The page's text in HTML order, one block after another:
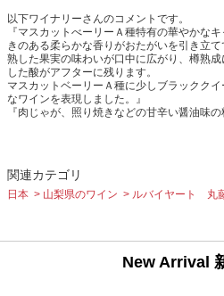
以下ワイナリーさんのコメントです。
『マスカットべーリーＡ種特有の華やかな
きのある柔らかな香りがおたがいを引き立て
熟した果実の味わいが口中に広がり、樽熟
した酸がアフターに残ります。
マスカットベーリーＡ種に少しブラックク
なワインを表現しました。』
『肉じゃが、照り焼きなどの甘辛い醤油味の
関連カテゴリ
日本 山梨県のワイン ルバイヤート 丸
New Arrival